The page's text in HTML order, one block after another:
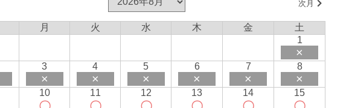
次月
月 火 水 木 金
土
1
×
3
×
4
×
5
×
6
×
7
×
8
×
10 11 12 13 14 15